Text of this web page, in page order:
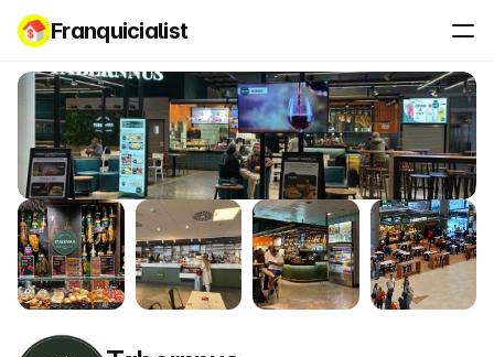
Franquicialist